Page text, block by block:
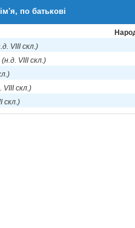
по батькові
VIII скл.)
(н.д. VIII скл.)
VIII скл.)
скл.)